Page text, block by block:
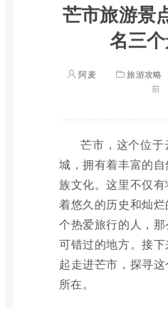
芒市旅游景
名三
阿麦 旅游攻略
前
芒市，这个位
城，拥有着丰富的
族文化。这里不仅
着悠久的历史和灿
个热爱旅行的人，
可错过的地方。接
起走进芒市，探寻
所在。